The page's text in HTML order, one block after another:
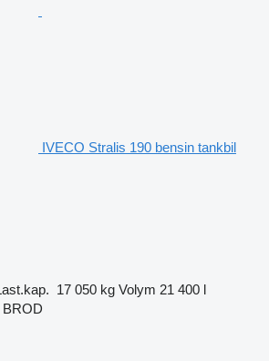
IVECO Stralis 190 bensin tankbil
17 050 kg Volym 21 400 l